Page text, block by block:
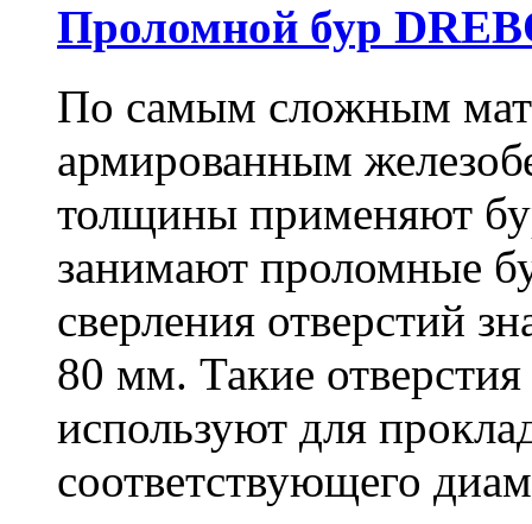
Проломной бур
По самым сложным
армированным
толщины применяют
занимают проломные
сверления отверстий
80 мм. Такие
используют для
соответствующего